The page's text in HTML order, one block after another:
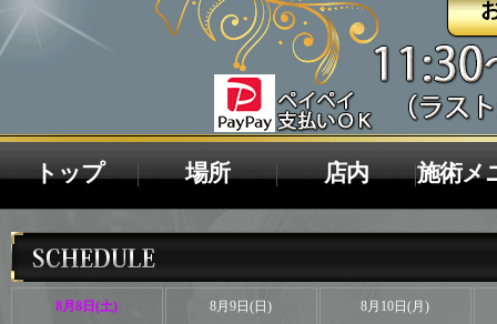
トップ 場所 店内 施術メ
8月8日(土) 8月9日(日) 8月10日(月)